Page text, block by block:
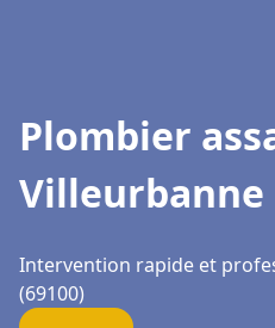
Plombier
Villeurbanne
Intervention rapide et
(69100)